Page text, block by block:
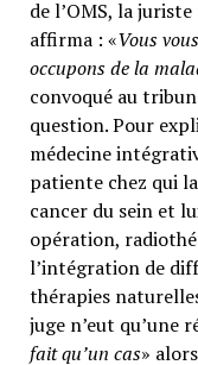
de l’OMS, la
affirma : «Vous
occupons de la
convoqué au
question. Pour
médecine
patiente chez qui
cancer du sein et
opération,
l’intégration de
thérapies
juge n’eut qu’une
fait qu’un cas»